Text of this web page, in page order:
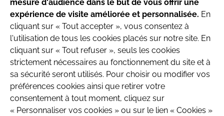
QUI SOMMES-NOUS MENTIONS LÉGALES
CONTACTEZ-NOUS
CRÉDITS :LA JUNGLE
produits destinés aux nourrissons jusqu’à l’âge
de 6 mois.
Parlez avec votre pédiatre ou le professionnel
de santé qui prend en charge votre enfant
avant toute prise de décision.
J'ai compris
mesure d'audience dans le but de vous offrir une
expérience de visite améliorée et personnalisée. En
cliquant sur « Tout accepter », vous consentez à
l'utilisation de tous les cookies placés sur notre site. En
cliquant sur « Tout refuser », seuls les cookies
strictement nécessaires au fonctionnement du site et à
sa sécurité seront utilisés. Pour choisir ou modifier vos
préférences cookies ainsi que retirer votre
consentement à tout moment, cliquez sur
« Personnaliser vos cookies » ou sur le lien « Cookies »